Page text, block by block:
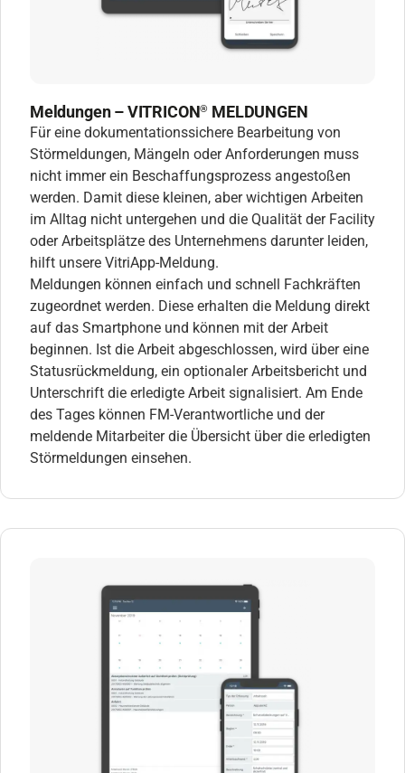
Meldungen – VITRICON® MELDUNGEN
Für eine dokumentationssichere Bearbeitung von
Störmeldungen, Mängeln oder Anforderungen muss
nicht immer ein Beschaffungsprozess angestoßen
werden. Damit diese kleinen, aber wichtigen Arbeiten
im Alltag nicht untergehen und die Qualität der Facility
oder Arbeitsplätze des Unternehmens darunter leiden,
hilft unsere VitriApp-Meldung.
Meldungen können einfach und schnell Fachkräften
zugeordnet werden. Diese erhalten die Meldung direkt
auf das Smartphone und können mit der Arbeit
beginnen. Ist die Arbeit abgeschlossen, wird über eine
Statusrückmeldung, ein optionaler Arbeitsbericht und
Unterschrift die erledigte Arbeit signalisiert. Am Ende
des Tages können FM-Verantwortliche und der
meldende Mitarbeiter die Übersicht über die erledigten
Störmeldungen einsehen.